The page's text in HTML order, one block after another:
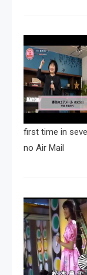
first time in
no Air Mail